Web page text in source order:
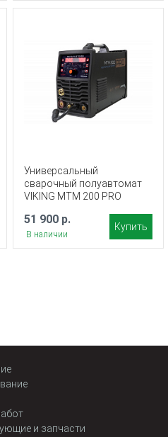
Универсальный
сварочный полуавтомат
VIKING MTM 200 PRO
51 900 р.
В наличии
Купить
и запчасти